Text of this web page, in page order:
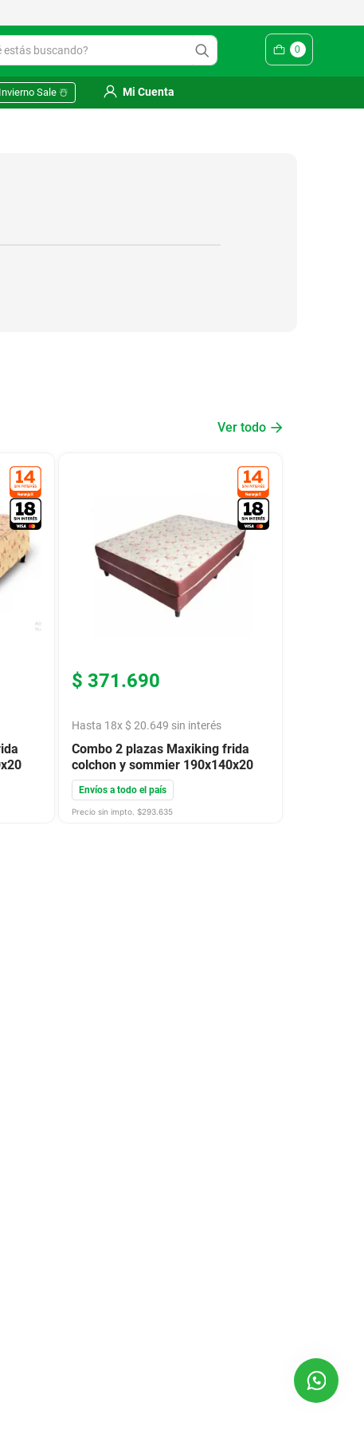
buscando? 0
Invierno Sale ☃️ Mi Cuenta
Ver todo
$ 371.690
Hasta 18x $ 20.649 sin interés
Combo 2 plazas Maxiking frida
colchon y sommier 190x140x20
Envíos a todo el país
Precio sin impto. $293.635